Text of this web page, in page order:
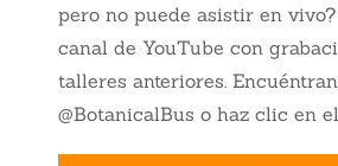
pero no puede asistir en
canal de YouTube con
talleres anteriores.
@BotanicalBus o haz clic en